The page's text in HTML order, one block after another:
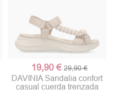
19,90 € 29,90 €
DAVINIA Sandalia confort
casual cuerda trenzada